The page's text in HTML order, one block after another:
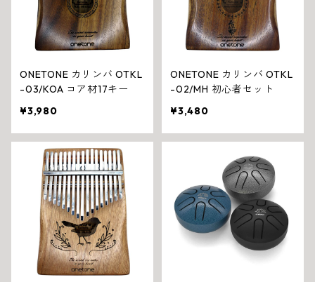
ONETONE カリンバ OTKL
-03/KOA コア材17キー
¥3,980
ONETONE カリンバ OTKL
-02/MH 初心者セット
¥3,480